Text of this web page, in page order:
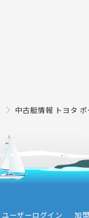
中古艇情報 トヨタ
ユーザーログイン 加